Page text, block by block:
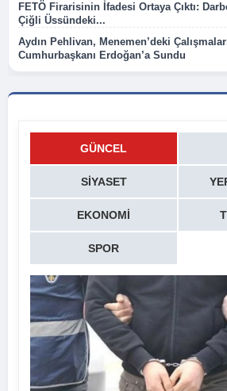
FETÖ Firarisinin İfadesi Ortaya Çıktı:
Çiğli Üssündeki...
Aydın Pehlivan, Menemen’deki
Cumhurbaşkanı Erdoğan’a Sundu
GÜNCEL
SIYASET
EKONOMI
SPOR